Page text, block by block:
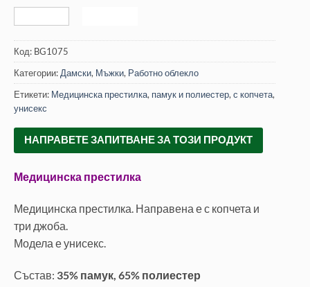
Код: BG1075
Категории: Дамски, Мъжки, Работно облекло
Етикети: Медицинска престилка, памук и полиестер, с копчета,
унисекс
НАПРАВЕТЕ ЗАПИТВАНЕ ЗА ТОЗИ ПРОДУКТ
Медицинска престилка
Медицинска престилка. Направена е с копчета и
три джоба.
Модела е унисекс.
Състав: 35% памук, 65% полиестер